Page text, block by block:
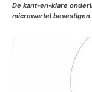
De kant-en-klare
microwartel bevestigen.